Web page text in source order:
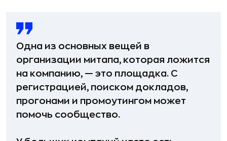
Одна из основных вещей в
организации митапа, которая ложится
на компанию, — это площадка. С
регистрацией, поиском докладов,
прогонами и промоутингом может
помочь сообщество.